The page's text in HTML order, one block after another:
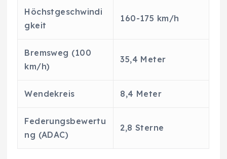
Höchstgeschwindi
gkeit
160-175 km/h
Bremsweg (100
km/h)
35,4 Meter
Wendekreis 8,4 Meter
Federungsbewertu
ng (ADAC)
2,8 Sterne